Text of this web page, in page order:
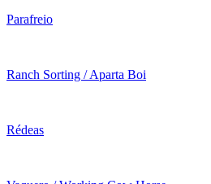
Parafreio
Ranch Sorting / Aparta Boi
Rédeas